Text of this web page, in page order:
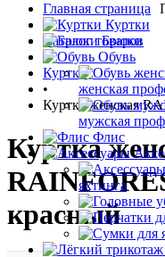
Куртки
Брюки
Обувь
женская
мужская
Флис
яхтинга
Главная страница
•
Каталог товаров
•
Куртки
•
Куртка женская
Куртка
красный